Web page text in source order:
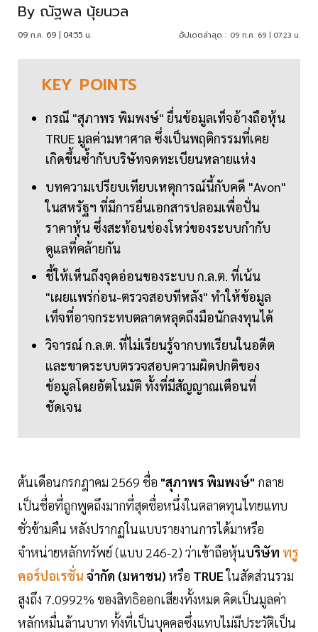
By ณัฐพล นุ้ยนวล
09 ก.ค. 69 | 04:55 น. อัปเดตล่าสุด : 09 ก.ค. 69 | 07:23 น.
KEY POINTS
กรณี "สุภาพร พิมพงษ์" ยื่นข้อมูลเท็จอ้างถือหุ้น
TRUE มูลค่ามหาศาล ซึ่งเป็นพฤติกรรมที่เคย
เกิดขึ้นซ้ำกับบริษัทจดทะเบียนหลายแห่ง
บทความเปรียบเทียบเหตุการณ์นี้กับคดี "Avon"
ในสหรัฐฯ ที่มีการยื่นเอกสารปลอมเพื่อปั่น
ราคาหุ้น ซึ่งสะท้อนช่องโหว่ของระบบกำกับ
ดูแลที่คล้ายกัน
ชี้ให้เห็นถึงจุดอ่อนของระบบ ก.ล.ต. ที่เน้น
"เผยแพร่ก่อน-ตรวจสอบทีหลัง" ทำให้ข้อมูล
เท็จที่อาจกระทบตลาดหลุดถึงมือนักลงทุนได้
วิจารณ์ ก.ล.ต. ที่ไม่เรียนรู้จากบทเรียนในอดีต
และขาดระบบตรวจสอบความผิดปกติของ
ข้อมูลโดยอัตโนมัติ ทั้งที่มีสัญญาณเตือนที่
ชัดเจน
ต้นเดือนกรกฎาคม 2569 ชื่อ "สุภาพร พิมพงษ์" กลาย
เป็นชื่อที่ถูกพูดถึงมากที่สุดชื่อหนึ่งในตลาดทุนไทยแทบ
ชั่วข้ามคืน หลังปรากฏในแบบรายงานการได้มาหรือ
จำหน่ายหลักทรัพย์ (แบบ 246-2) ว่าเข้าถือหุ้นบริษัท ทรู
คอร์ปอเรชั่น จำกัด (มหาชน) หรือ TRUEในสัดส่วนรวม
สูงถึง 7.0992% ของสิทธิออกเสียงทั้งหมด คิดเป็นมูลค่า
หลักหมื่นล้านบาท ทั้งที่เป็นบุคคลซึ่งแทบไม่มีประวัติเป็น